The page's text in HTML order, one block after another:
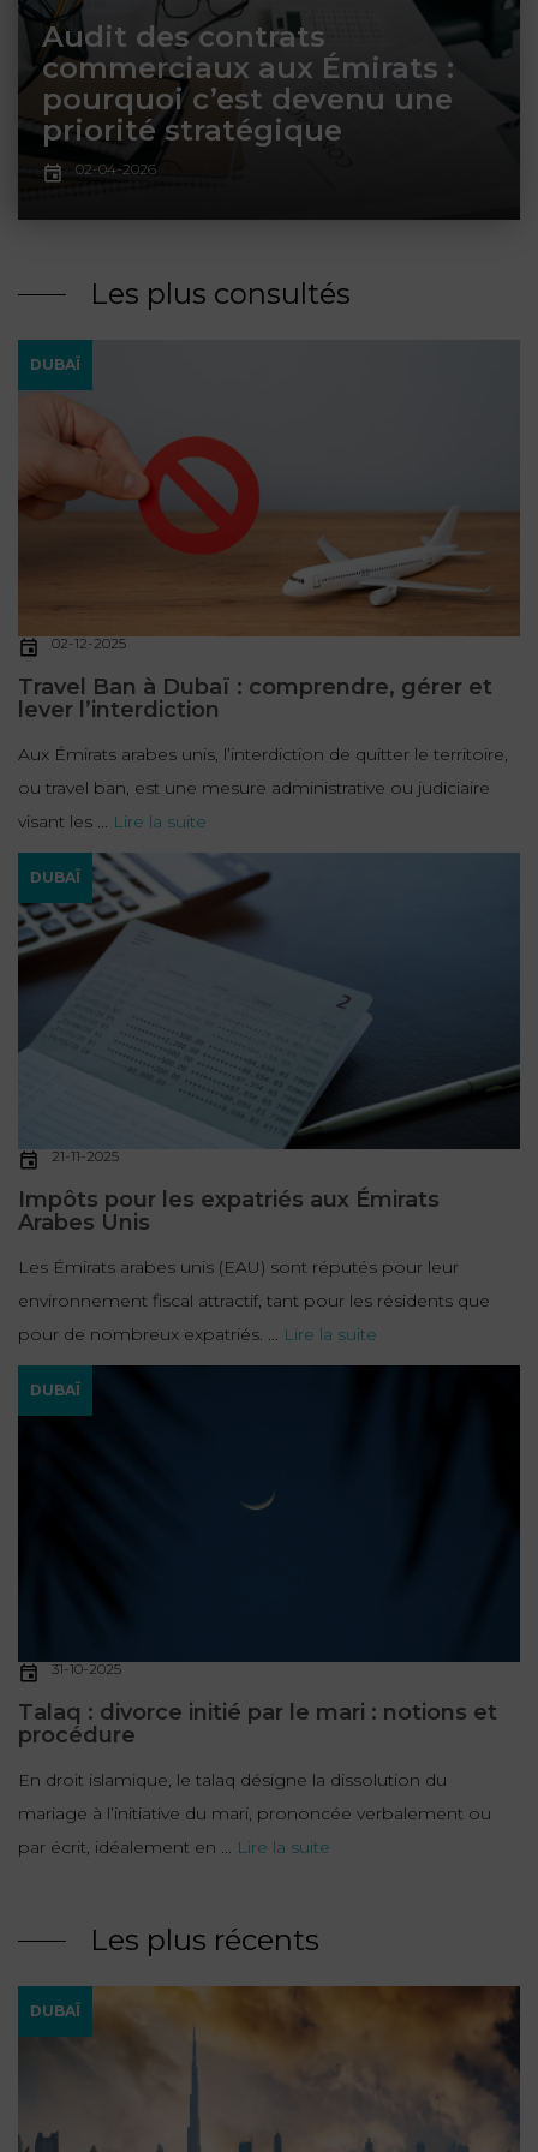
DROITS
INDEMNITÉ DE
LICENCIEMENT
PRESTATION
PRÉJUDICE
DROIT
ADMINISTRATIF
ET
PROPRIÉTÉ
INTELLECTUELLE
DISTRIBUTION
ENTREPRISES
EN
PERSONNES
HAUSSMANN
DU
TOURISME
PUBLIQUE
PRÉJUDICE
CORPOREL
DROIT
DES
ÉTRANGERS
DE
L’IMMIGRATION
DROIT
DE
L’URBANISME
02-04-2026
Audit des contrats
commerciaux aux Émirats :
pourquoi c’est devenu une
priorité stratégique
Les plus consultés
DUBAÏ
02-12-2025
Travel Ban à Dubaï : comprendre, gérer et
lever l’interdiction
Aux Émirats arabes unis, l’interdiction de quitter le territoire,
ou travel ban, est une mesure administrative ou judiciaire
visant les ... Lire la suite
DUBAÏ
21-11-2025
Impôts pour les expatriés aux Émirats
Arabes Unis
Les Émirats arabes unis (EAU) sont réputés pour leur
environnement fiscal attractif, tant pour les résidents que
pour de nombreux expatriés. ... Lire la suite
DUBAÏ
31-10-2025
Talaq : divorce initié par le mari : notions et
procédure
En droit islamique, le talaq désigne la dissolution du
mariage à l’initiative du mari, prononcée verbalement ou
par écrit, idéalement en ... Lire la suite
Les plus récents
DUBAÏ